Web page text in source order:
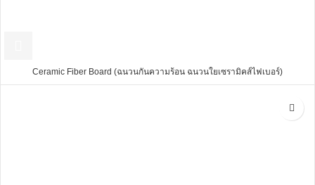
Ceramic Fiber Board (ฉนวนกันความร้อน ฉนวนใยเซรามิคส์ไฟเบอร์)